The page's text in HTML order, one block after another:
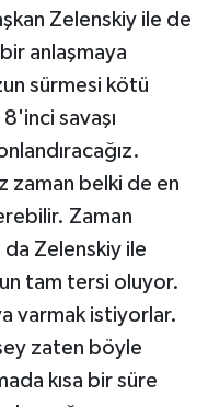
Zelenskiy ile de
anlaşmaya
sürmesi kötü
savaşı
zaman belki de en
Zaman
da Zelenskiy ile
tam tersi oluyor.
varmak istiyorlar.
zaten böyle
kısa bir süre